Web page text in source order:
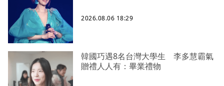
2026.08.06 18:29
韓國巧遇8名台灣大學生 李多慧霸氣
贈禮人人有：畢業禮物